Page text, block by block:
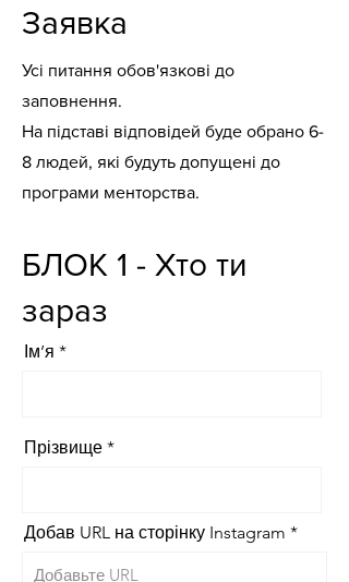
Заявка
Усі питання обов'язкові до
заповнення.
На підставі відповідей буде обрано 6-
8 людей, які будуть допущені до
програми менторства.
БЛОК 1 - Хто ти
зараз
Ім’я
Прізвище
Добав URL на сторінку Instagram